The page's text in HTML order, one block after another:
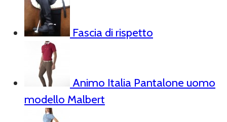
Fascia di rispetto
Animo Italia Pantalone uomo
modello Malbert